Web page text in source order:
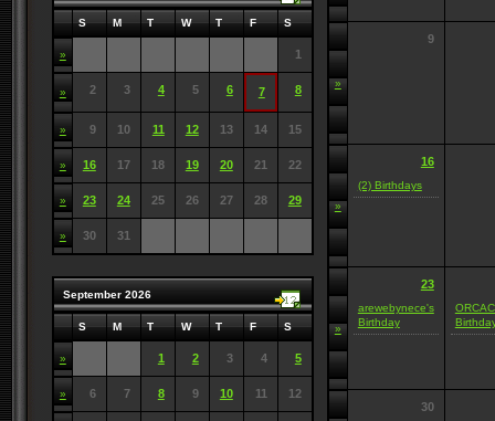
S M T W T F S
» 1
» 2 3 4 5 6 7 8
» 9 10 11 12 13 14 15
» 16 17 18 19 20 21 22
» 23 24 25 26 27 28 29
» 30 31
September 2026
S M T W T F S
» 1 2 3 4 5
» 6 7 8 9 10 11 12
»
9
»
16
(2) Birthdays
»
23
arewebynece's
Birthday
30